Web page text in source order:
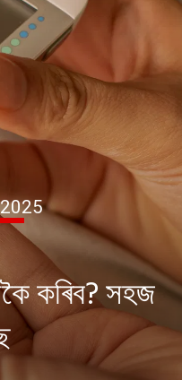
কৰিব? সহজ